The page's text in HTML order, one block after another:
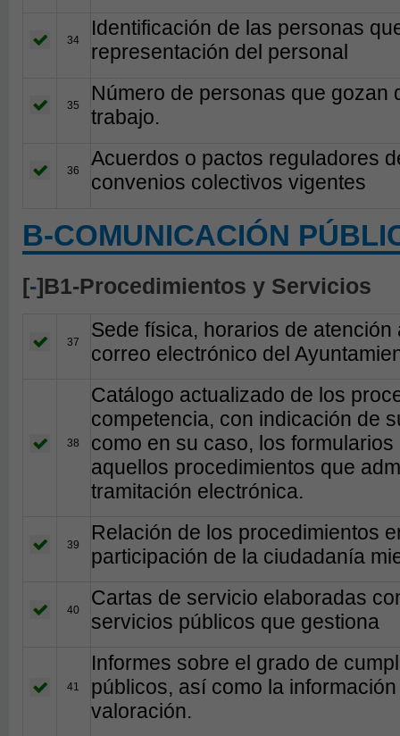
34
Identificación de las personas
representación del personal
35
Número de personas que gozan
trabajo.
36
Acuerdos o pactos reguladores
convenios colectivos vigentes
B-COMUNICACIÓN
[-]B1-Procedimientos y Servicios
37
Sede física, horarios de
correo electrónico del
38
Catálogo actualizado de los
competencia, con indicación de
como en su caso, los
aquellos procedimientos que
tramitación electrónica.
39
Relación de los procedimientos
participación de la ciudadanía
40
Cartas de servicio elaboradas
servicios públicos que gestiona
41
Informes sobre el grado de
públicos, así como la
valoración.